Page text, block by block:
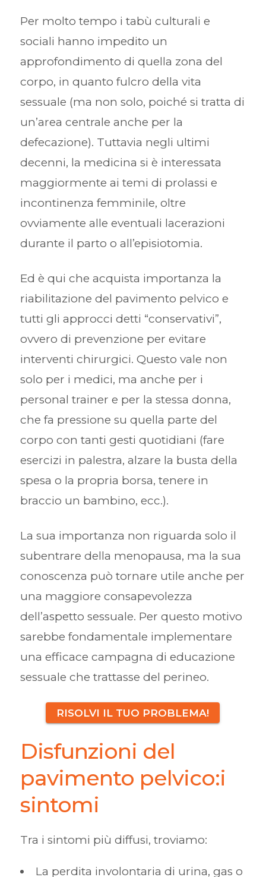
Per molto tempo i tabù culturali e
sociali hanno impedito un
approfondimento di quella zona del
corpo, in quanto fulcro della vita
sessuale (ma non solo, poiché si tratta di
un’area centrale anche per la
defecazione). Tuttavia negli ultimi
decenni, la medicina si è interessata
maggiormente ai temi di prolassi e
incontinenza femminile, oltre
ovviamente alle eventuali lacerazioni
durante il parto o all’episiotomia.
Ed è qui che acquista importanza la
riabilitazione del pavimento pelvico e
tutti gli approcci detti “conservativi”,
ovvero di prevenzione per evitare
interventi chirurgici. Questo vale non
solo per i medici, ma anche per i
personal trainer e per la stessa donna,
che fa pressione su quella parte del
corpo con tanti gesti quotidiani (fare
esercizi in palestra, alzare la busta della
spesa o la propria borsa, tenere in
braccio un bambino, ecc.).
La sua importanza non riguarda solo il
subentrare della menopausa, ma la sua
conoscenza può tornare utile anche per
una maggiore consapevolezza
dell’aspetto sessuale. Per questo motivo
sarebbe fondamentale implementare
una efficace campagna di educazione
sessuale che trattasse del perineo.
RISOLVI IL TUO PROBLEMA!
Disfunzioni del
pavimento pelvico:i
sintomi
Tra i sintomi più diffusi, troviamo:
La perdita involontaria di urina, gas o